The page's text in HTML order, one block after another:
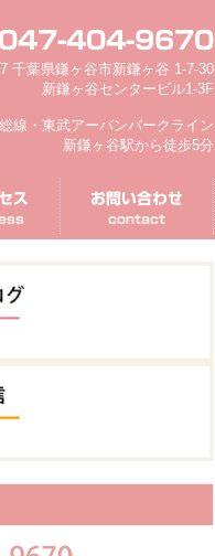
047-404-9670
千葉県鎌ヶ谷市新鎌ヶ谷 1-7-30
新鎌ヶ谷センタービル1-3F
線・東武アーバンパークライン
新鎌ヶ谷駅から徒歩5分
ス お問い合わせ
contact